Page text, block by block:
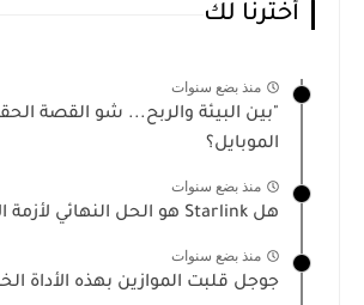
أخترنا لك
منذ بضع سنوات
"بين البيئة والربح... شو القصة
الموبايل؟
منذ بضع سنوات
هل Starlink هو الحل النهائي لأزمة الإنترنت بلبنان؟
منذ بضع سنوات
جوجل قلبت الموازين بهذه الأداة